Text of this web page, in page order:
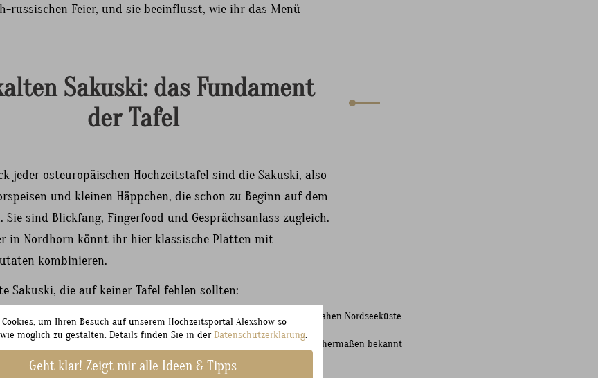
russischen Feier, und sie beeinflusst, wie ihr das Menü
Sakuski: das Fundament
der Tafel
jeder osteuropäischen Hochzeitstafel sind die Sakuski, also
und kleinen Häppchen, die schon zu Beginn auf dem
Sie sind Blickfang, Fingerfood und Gesprächsanlass zugleich.
in Nordhorn könnt ihr hier klassische Platten mit
kombinieren.
Sakuski, die auf keiner Tafel fehlen sollten:
Bete, Kartoffel und Ei in Schichten. Der Hering kann hier gut von der nahen Nordseeküste
zur norddeutschen Fischtradition.
dazu Pellkartoffeln, ein Gericht, das im Emsland und in Osteuropa gleichermaßen bekannt
und Fleisch oder in einer vegetarischen Variante.
um Ihren Besuch auf unserem Hochzeitsportal Alexshow so
möglich zu gestalten. Details finden Sie in derDatenschutzerklärung.
Geht klar! Zeigt mir alle Ideen & Tipps